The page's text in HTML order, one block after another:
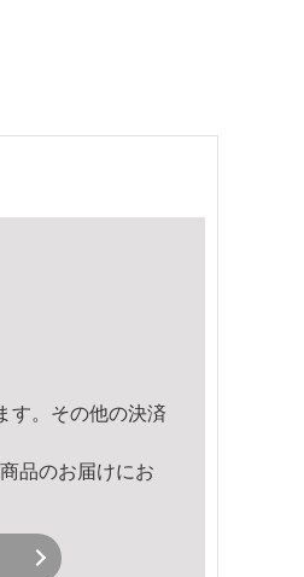
す。その他の決済
品のお届けにお